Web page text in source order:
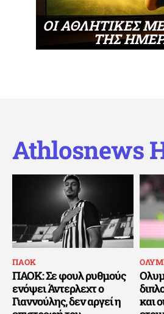
ΟΙ ΑΘΛΗΤΙΚΕΣ
ΤΗΣ
Athlosnews
ΠΑΟΚ
ΠΑΟΚ: Σε φουλ ρυθμούς
ενόψει Άντερλεχτ ο
Γιαννούλης, δεν αργεί η
και